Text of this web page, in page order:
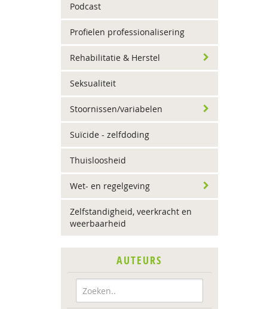
Podcast
Profielen professionalisering
Rehabilitatie & Herstel
Seksualiteit
Stoornissen/variabelen
Suïcide - zelfdoding
Thuisloosheid
Wet- en regelgeving
Zelfstandigheid, veerkracht en
weerbaarheid
AUTEURS